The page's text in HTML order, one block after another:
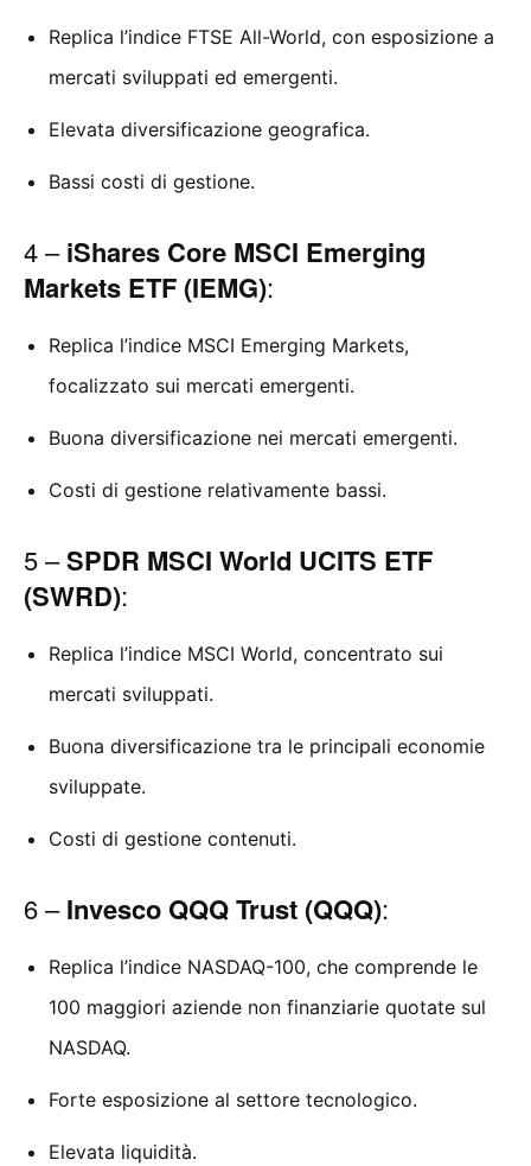
Replica l’indice FTSE All-World, con esposizione a
mercati sviluppati ed emergenti.
Elevata diversificazione geografica.
Bassi costi di gestione.
4 –iShares Core MSCI Emerging
Markets ETF (IEMG):
Replica l’indice MSCI Emerging Markets,
focalizzato sui mercati emergenti.
Buona diversificazione nei mercati emergenti.
Costi di gestione relativamente bassi.
5 –SPDR MSCI World UCITS ETF
(SWRD):
Replica l’indice MSCI World, concentrato sui
mercati sviluppati.
Buona diversificazione tra le principali economie
sviluppate.
Costi di gestione contenuti.
6 –Invesco QQQ Trust (QQQ):
Replica l’indice NASDAQ-100, che comprende le
100 maggiori aziende non finanziarie quotate sul
NASDAQ.
Forte esposizione al settore tecnologico.
Elevata liquidità.